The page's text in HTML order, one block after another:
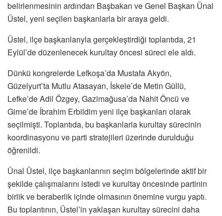
belirlenmesinin ardından Başbakan ve Genel Başkan Ünal
Üstel, yeni seçilen başkanlarla bir araya geldi.
Üstel, ilçe başkanlarıyla gerçekleştirdiği toplantıda, 21
Eylül’de düzenlenecek kurultay öncesi süreci ele aldı.
Dünkü kongrelerde Lefkoşa’da Mustafa Akyön,
Güzelyurt’ta Mutlu Atasayan, İskele’de Metin Güllü,
Lefke’de Adil Özgey, Gazimağusa’da Nahit Öncü ve
Girne’de İbrahim Erbildim yeni ilçe başkanları olarak
seçilmişti. Toplantıda, bu başkanlarla kurultay sürecinin
koordinasyonu ve parti stratejileri üzerinde durulduğu
öğrenildi.
Ünal Üstel, ilçe başkanlarının seçim bölgelerinde aktif bir
şekilde çalışmalarını istedi ve kurultay öncesinde partinin
birlik ve beraberlik içinde olmasının önemine vurgu yaptı.
Bu toplantının, Üstel’in yaklaşan kurultay sürecini daha